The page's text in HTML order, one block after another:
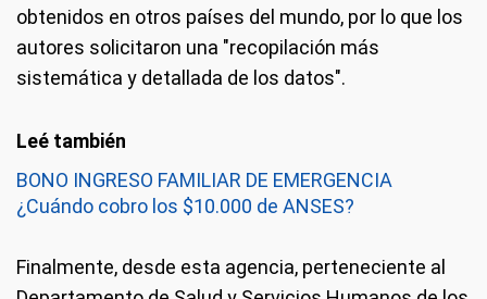
obtenidos en otros países del mundo, por lo que los
autores solicitaron una "recopilación más
sistemática y detallada de los datos".
BONO INGRESO FAMILIAR DE EMERGENCIA
¿Cuándo cobro los $10.000 de ANSES?
Finalmente, desde esta agencia, perteneciente al